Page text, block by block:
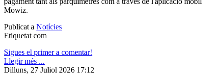
Mowiz.
Publicat a Notícies
Etiquetat com
Sigues el primer a comentar!
Llegir més ...
Dilluns, 27 Juliol 2026 17:12